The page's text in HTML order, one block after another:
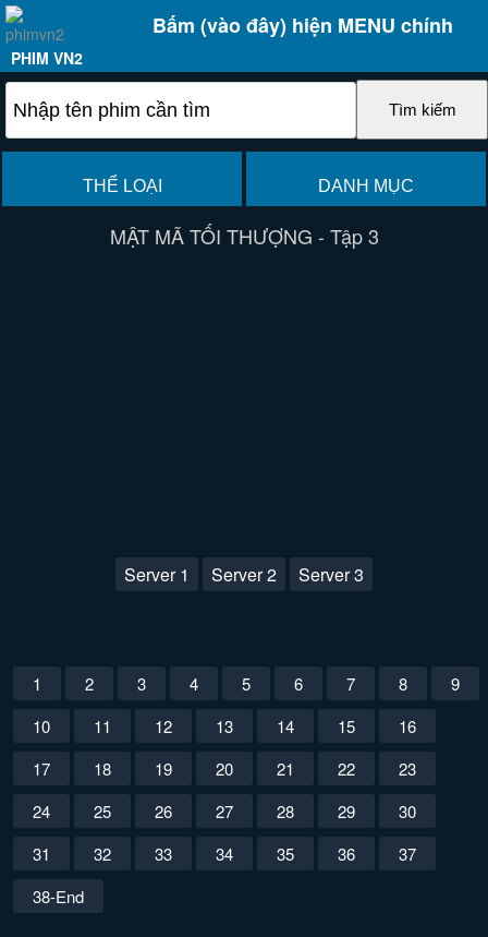
Bấm (vào đây) hiện MENU chính
PHIM VN2
THỂ LOẠI DANH MỤC
MẬT MÃ TỐI THƯỢNG - Tập 3
Server 1 Server 2 Server 3
1 2 3 4 5 6 7 8
9
10
11 12 13 14 15
16
17
18 19 20 21 22
23
24
25 26 27 28 29
30
31
32 33 34 35 36
37
38-End